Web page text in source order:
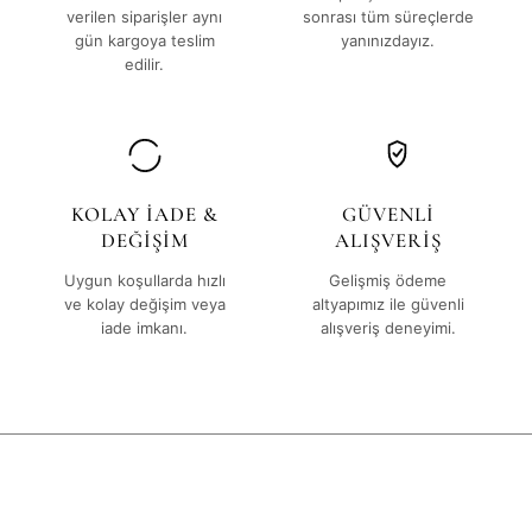
verilen siparişler aynı
gün kargoya teslim
edilir.
sonrası tüm süreçlerde
yanınızdayız.
KOLAY İADE &
DEĞİŞİM
Uygun koşullarda hızlı
ve kolay değişim veya
iade imkanı.
GÜVENLİ
ALIŞVERİŞ
Gelişmiş ödeme
altyapımız ile güvenli
alışveriş deneyimi.